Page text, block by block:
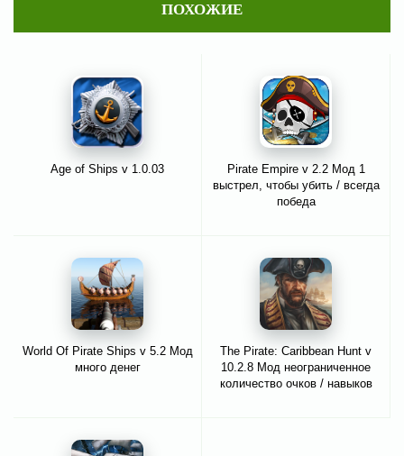
ПОХОЖИЕ
Age of Ships v 1.0.03
Pirate Empire v 2.2 Мод 1
выстрел, чтобы убить / всегда
победа
World Of Pirate Ships v 5.2 Мод
много денег
The Pirate: Caribbean Hunt v
10.2.8 Мод неограниченное
количество очков / навыков